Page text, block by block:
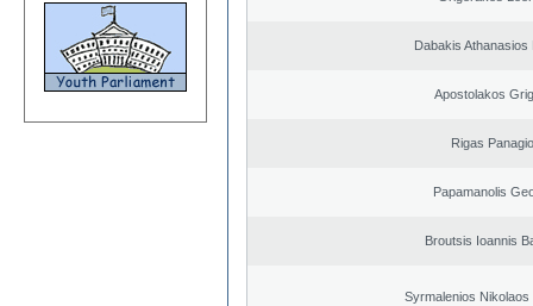
Dabakis Athanasios
Apostolakos
Rigas
Papamanolis
Broutsis Ioannis
Syrmalenios Nikolaos